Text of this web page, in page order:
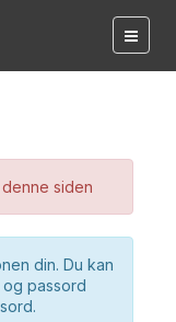
siden
din. Du kan
passord